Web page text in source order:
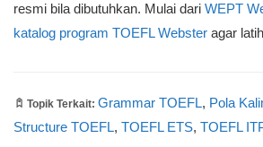
resmi bila dibutuhkan. Mulai dari WEPT
katalog program TOEFL Webster agar
Topik Terkait: Grammar TOEFL, Pola
Structure TOEFL, TOEFL ETS, TOEFL